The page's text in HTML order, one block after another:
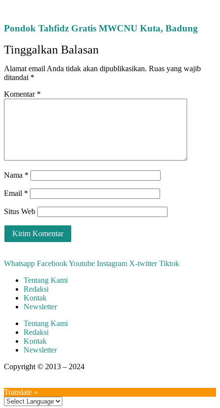
Pondok Tahfidz Gratis MWCNU Kuta, Badung
Tinggalkan Balasan
Alamat email Anda tidak akan dipublikasikan. Ruas yang wajib
ditandai *
Komentar *
Nama *
Email *
Situs Web
Whatsapp FacebookYoutube Instagram X-twitter Tiktok
Tentang Kami
Redaksi
Kontak
Newsletter
Tentang Kami
Redaksi
Kontak
Newsletter
Copyright © 2013 – 2024
Translate »